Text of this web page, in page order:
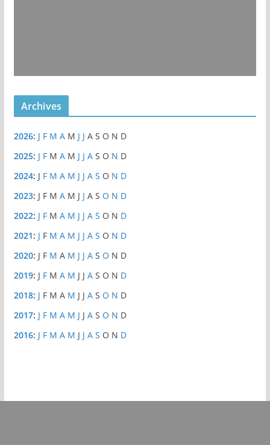
Archives
2026: J F M A M J J A S O N D
2025: J F M A M J J A S O N D
2024: J F M A M J J A S O N D
2023: J F M A M J J A S O N D
2022: J F M A M J J A S O N D
2021: J F M A M J J A S O N D
2020: J F M A M J J A S O N D
2019: J F M A M J J A S O N D
2018: J F M A M J J A S O N D
2017: J F M A M J J A S O N D
2016: J F M A M J J A S O N D